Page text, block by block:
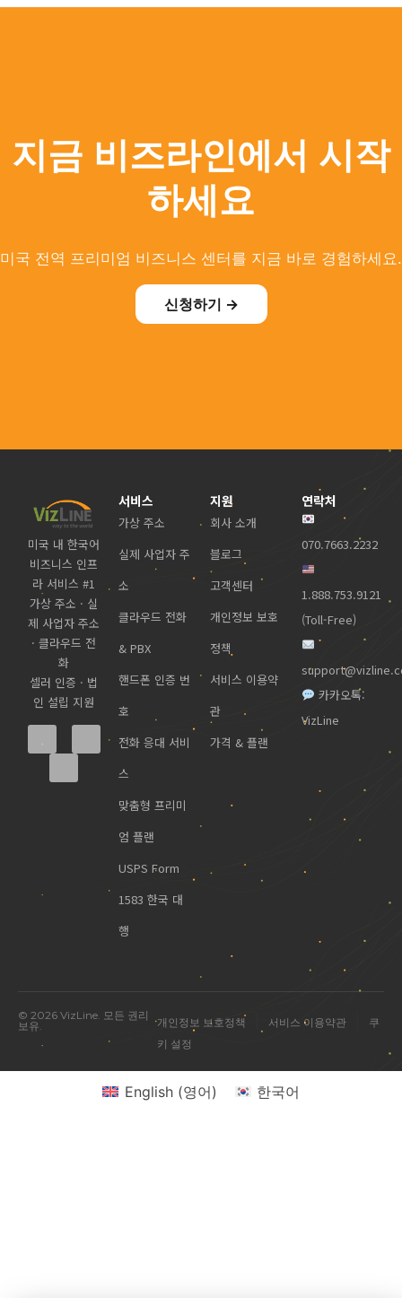
지금 비즈라인에서 시작
하세요
미국 전역 프리미엄 비즈니스 센터를 지금 바로 경험하세요.
신청하기 →
미국 내 한국어
비즈니스 인프
라 서비스 #1
가상 주소 · 실
제 사업자 주소
· 클라우드 전
화
셀러 인증 · 법
인 설립 지원
서비스
가상 주소
실제 사업자 주
소
클라우드 전화
& PBX
핸드폰 인증 번
호
전화 응대 서비
스
맞춤형 프리미
엄 플랜
USPS Form
1583 한국 대
행
지원
회사 소개
블로그
고객센터
개인정보 보호
정책
서비스 이용약
관
가격 & 플랜
연락처
070.7663.2232
1.888.753.9121
(Toll-Free)
카카오톡:
VizLine
© 2026 VizLine. 모든 권리
보유.
개인정보 보호정책 서비스 이용약관
쿠
키 설정
English(영어) 한국어